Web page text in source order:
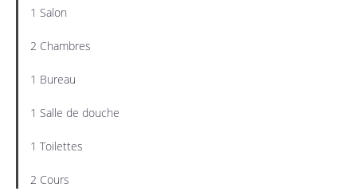
1 Salon
2 Chambres
1 Bureau
1 Salle de douche
1 Toilettes
2 Cours